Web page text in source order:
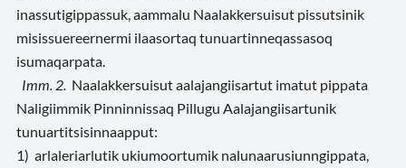
inassutigippassuk, aammalu Naalakkersuisut pissutsinik
misissuereernermi ilaasortaq tunuartinneqassasoq
isumaqarpata.
Imm. 2. Naalakkersuisut aalajangiisartut imatut pippata
Naligiimmik Pinninnissaq Pillugu Aalajangiisartunik
tunuartitsisinnaapput:
1) arlaleriarlutik ukiumoortumik nalunaarusiunngippata,